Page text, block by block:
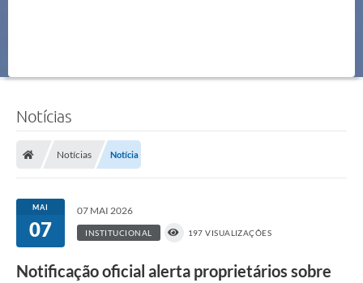
Notícias
Notícias Notícia
MAI
07
07 MAI 2026
INSTITUCIONAL 197 VISUALIZAÇÕES
Notificação oficial alerta proprietários sobre